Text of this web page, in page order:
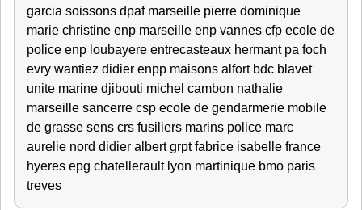
garcia soissons dpaf marseille pierre dominique
marie christine enp marseille enp vannes cfp ecole de
police enp loubayere entrecasteaux hermant pa foch
evry wantiez didier enpp maisons alfort bdc blavet
unite marine djibouti michel cambon nathalie
marseille sancerre csp ecole de gendarmerie mobile
de grasse sens crs fusiliers marins police marc
aurelie nord didier albert grpt fabrice isabelle france
hyeres epg chatellerault lyon martinique bmo paris
treves